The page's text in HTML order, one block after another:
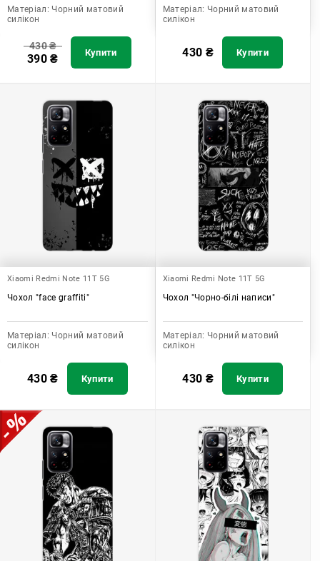
Матеріал: Чорний матовий
силікон
430₴
390₴ Купити
Матеріал: Чорний матовий
силікон
430 ₴ Купити
Xiaomi Redmi Note 11T 5G
Чохол "face graffiti"
Матеріал: Чорний матовий
силікон
430₴ Купити
Xiaomi Redmi Note 11T 5G
Чохол "Чорно-білі написи"
Матеріал: Чорний матовий
силікон
430 ₴ Купити